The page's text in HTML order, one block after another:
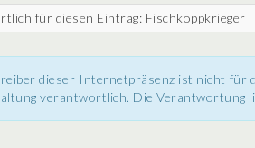
für diesen Eintrag: Fischkoppkrieger
dieser Internetpräsenz ist nicht für
verantwortlich. Die Verantwortung